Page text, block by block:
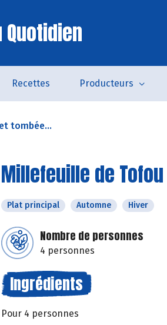
Quotidien
Recettes Producteurs
tombée...
Millefeuille de
Plat principal Automne Hiver
Nombre de personnes
4 personnes
Ingrédients
Pour 4 personnes